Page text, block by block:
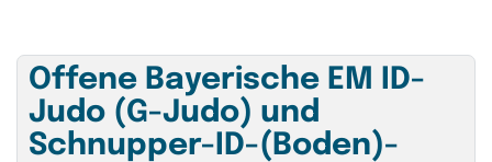
Offene Bayerische EM ID-
Judo (G-Judo) und
Schnupper-ID-(Boden)-